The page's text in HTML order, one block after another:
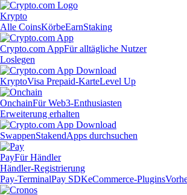
Krypto
Alle CoinsKörbeEarnStaking
Crypto.com AppFür alltägliche Nutzer
Loslegen
KryptoVisa Prepaid-KarteLevel Up
OnchainFür Web3-Enthusiasten
Erweiterung erhalten
SwappenStakendApps durchsuchen
PayFür Händler
Händler-Registrierung
Pay-TerminalPay SDKeCommerce-Plugins